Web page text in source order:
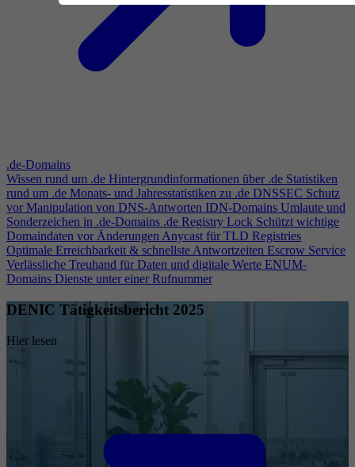
.de-Domains
Wissen rund um .de Hintergrundinformationen über .de Statistiken
rund um .de Monats- und Jahresstatistiken zu .de DNSSEC Schutz
vor Manipulation von DNS-Antworten IDN-Domains Umlaute und
Sonderzeichen in .de-Domains .de Registry Lock Schützt wichtige
Domaindaten vor ÄnderungenAnycast für TLD Registries
Optimale Erreichbarkeit & schnellste Antwortzeiten Escrow Service
Verlässliche Treuhand für Daten und digitale Werte ENUM-
Domains Dienste unter einer Rufnummer
DENIC Tätigkeitsbericht 2025
Hier lesen